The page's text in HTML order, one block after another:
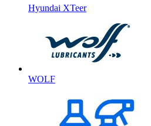
Hyundai XTeer
WOLF